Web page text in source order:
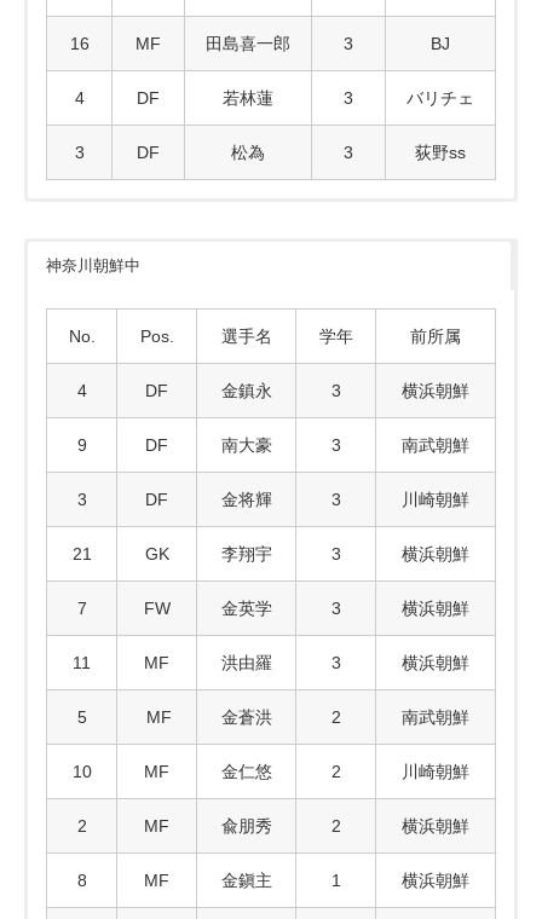
16 MF 田島喜一郎 3 BJ
4 DF 若林蓮 3 バリチェ
3 DF 松為 3 荻野ss
神奈川朝鮮中
No. Pos. 選手名 学年 前所属
4 DF 金鎮永 3 横浜朝鮮
9 DF 南大豪 3 南武朝鮮
3 DF 金将輝 3 川崎朝鮮
21 GK 李翔宇 3 横浜朝鮮
7 FW 金英学 3 横浜朝鮮
11 MF 洪由羅 3 横浜朝鮮
5 MF 金蒼洪 2 南武朝鮮
10 MF 金仁悠 2 川崎朝鮮
2 MF 兪朋秀 2 横浜朝鮮
8 MF 金鎭主 1 横浜朝鮮